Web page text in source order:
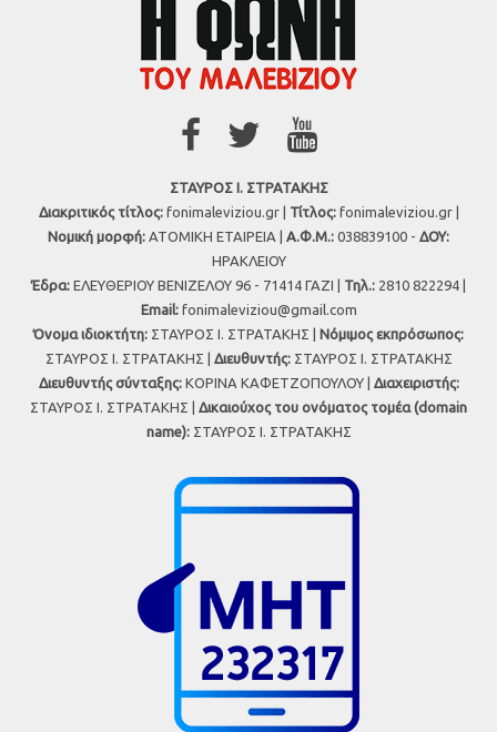
ΣΤΑΥΡΟΣ Ι. ΣΤΡΑΤΑΚΗΣ
Διακριτικός τίτλος:fonimaleviziou.gr | Τίτλος:fonimaleviziou.gr |
Νομική μορφή: ΑΤΟΜΙΚΗ ΕΤΑΙΡΕΙΑ | Α.Φ.Μ.: 038839100 - ΔΟΥ:
ΗΡΑΚΛΕΙΟΥ
Έδρα: ΕΛΕΥΘΕΡΙΟΥ ΒΕΝΙΖΕΛΟΥ 96 - 71414 ΓΑΖΙ | Τηλ.: 2810 822294 |
Εmail: fonimaleviziou@gmail.com
Όνομα ιδιοκτήτη: ΣΤΑΥΡΟΣ Ι. ΣΤΡΑΤΑΚΗΣ | Νόμιμος εκπρόσωπος:
ΣΤΑΥΡΟΣ Ι. ΣΤΡΑΤΑΚΗΣ | Διευθυντής:ΣΤΑΥΡΟΣ Ι. ΣΤΡΑΤΑΚΗΣ
Διευθυντής σύνταξης:ΚΟΡΙΝΑ ΚΑΦΕΤΖΟΠΟΥΛΟΥ | Διαχειριστής:
ΣΤΑΥΡΟΣ Ι. ΣΤΡΑΤΑΚΗΣ | Δικαιούχος του ονόματος τομέα (domain
name):ΣΤΑΥΡΟΣ Ι. ΣΤΡΑΤΑΚΗΣ